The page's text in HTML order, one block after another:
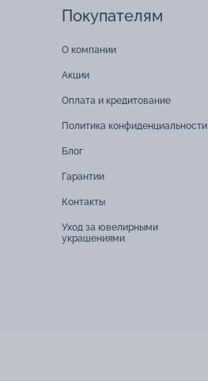
Покупателям
О компании
Акции
Оплата и кредитование
Политика конфиденциальности
Блог
Гарантии
Контакты
Уход за ювелирными
украшениями